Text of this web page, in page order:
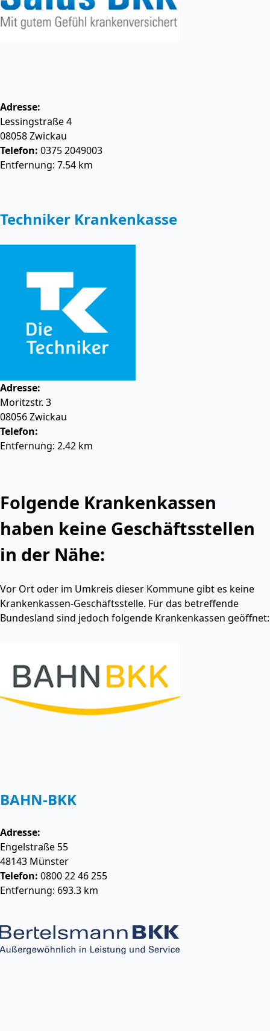
Adresse:
Lessingstraße 4
08058Zwickau
Telefon: 0375 2049003
Entfernung: 7.54 km
Techniker Krankenkasse
Adresse:
Moritzstr. 3
08056Zwickau
Telefon:
Entfernung: 2.42 km
Folgende Krankenkassen
haben keine Geschäftsstellen
in der Nähe:
Vor Ort oder im Umkreis dieser Kommune gibt es keine
Krankenkassen-Geschäftsstelle. Für das betreffende
Bundesland sind jedoch folgende Krankenkassen geöffnet:
BAHN-BKK
Adresse:
Engelstraße 55
48143 Münster
Telefon: 0800 22 46 255
Entfernung: 693.3 km